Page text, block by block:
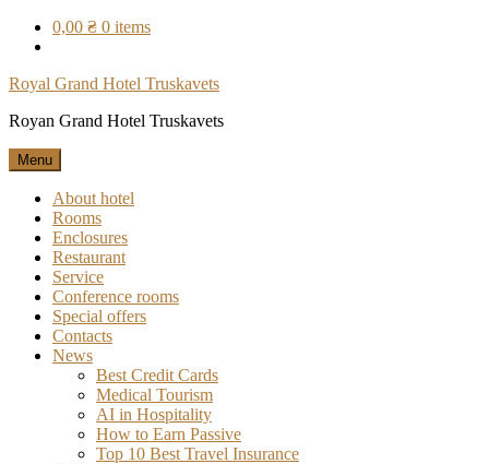
Skip
0,00 ₴ 0 items
Royal Grand Hotel Truskavets
Royan Grand Hotel Truskavets
Menu
About hotel
Rooms
Enclosures
Restaurant
Service
Conference rooms
Special offers
Contacts
News
Best Credit Cards
Medical Tourism
AI in Hospitality
How to Earn Passive
Top 10 Best Travel Insurance